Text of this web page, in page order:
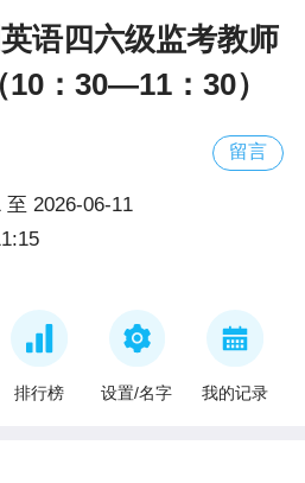
语四六级监考教师
：30—11：30）
留言
至 2026-06-11
排行榜 设置/名字 我的记录